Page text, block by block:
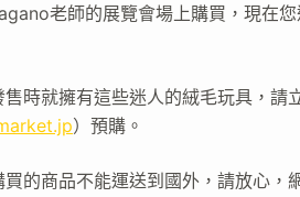
老師的展覽會場上購買，現在
時就擁有這些迷人的絨毛玩具，請
）預購。
的商品不能運送到國外，請放心